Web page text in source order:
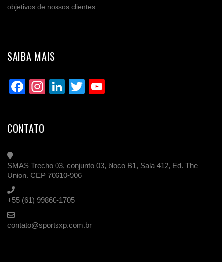
objetivos de nossos clientes.
SAIBA MAIS
Facebook
Instagram
LinkedIn
Twitter
CONTATO
SMAS Trecho 03, conjunto 03, bloco B1, Sala 412, Ed. The
Union. CEP 70610-906
+55 (61) 99860-1705
contato@sportsxp.com.br